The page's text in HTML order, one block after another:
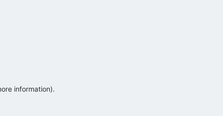
information).